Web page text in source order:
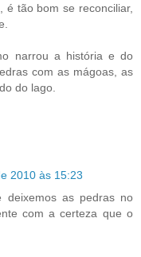
é tão bom se reconciliar,
narrou a história e do
com as mágoas, as
do lago.
2010 às 15:23
deixemos as pedras no
com a certeza que o